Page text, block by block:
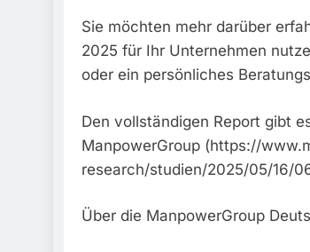
Sie möchten mehr darüber
2025 für Ihr Unternehmen
oder ein persönliches
Den vollständigen Report gibt
ManpowerGroup (https://
research/studien/2025/05/16/
Über die ManpowerGroup